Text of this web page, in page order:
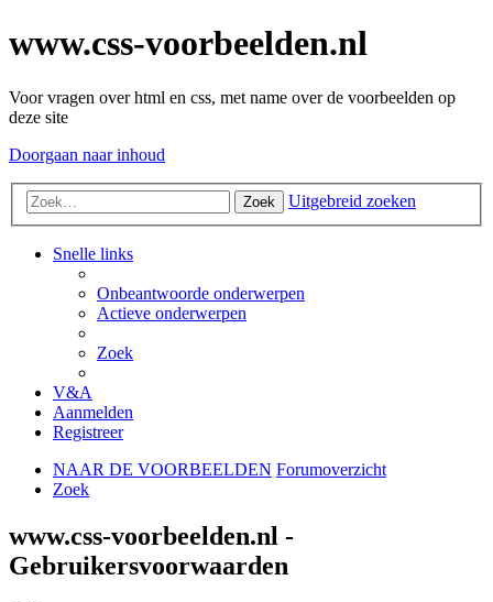
www.css-voorbeelden.nl
Voor vragen over html en css, met name over de voorbeelden op
deze site
Doorgaan naar inhoud
Zoek Uitgebreid zoeken
Snelle links
Onbeantwoorde onderwerpen
Actieve onderwerpen
Zoek
V&A
Aanmelden
Registreer
NAAR DE VOORBEELDEN Forumoverzicht
Zoek
www.css-voorbeelden.nl -
Gebruikersvoorwaarden